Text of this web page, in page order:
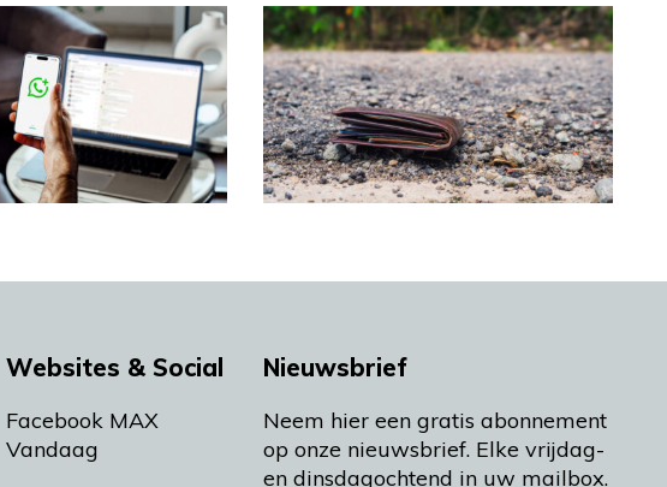
Websites & Social
Facebook MAX
Vandaag
Nieuwsbrief
Neem hier een gratis abonnement
op onze nieuwsbrief. Elke vrijdag-
en dinsdagochtend in uw mailbox.